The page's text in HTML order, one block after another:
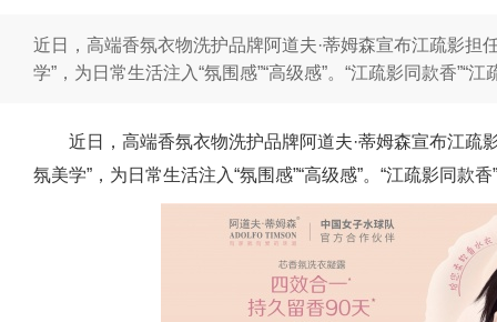
近日，高端香氛衣物洗护品牌阿道夫·蒂姆森宣布江疏影担
学”，为日常生活注入“氛围感”“高级感”。“江疏影同款香”“
近日，高端香氛衣物洗护品牌阿道夫·蒂姆森宣布江疏
氛美学”，为日常生活注入“氛围感”“高级感”。“江疏影同款